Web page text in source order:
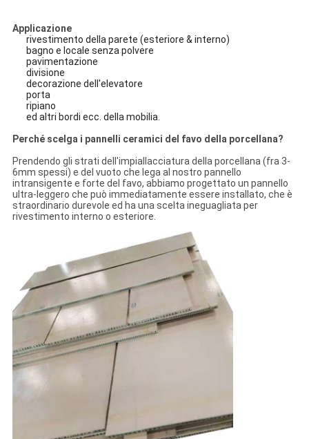
Applicazione
rivestimento della parete (esteriore & interno)
bagno e locale senza polvere
pavimentazione
divisione
decorazione dell'elevatore
porta
ripiano
ed altri bordi ecc. della mobilia.
Perché scelga i pannelli ceramici del favo della porcellana?
Prendendo gli strati dell'impiallacciatura della porcellana (fra 3-
6mm spessi) e del vuoto che lega al nostro pannello
intransigente e forte del favo, abbiamo progettato un pannello
ultra-leggero che può immediatamente essere installato, che è
straordinario durevole ed ha una scelta ineguagliata per
rivestimento interno o esteriore.